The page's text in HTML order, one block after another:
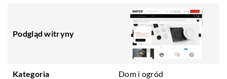
Podgląd witryny
Kategoria Dom i ogród